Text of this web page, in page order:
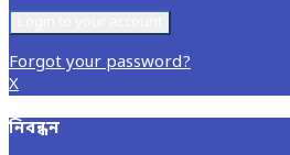
Forgot your password?
X
নিবন্ধন